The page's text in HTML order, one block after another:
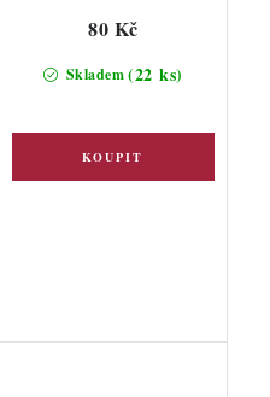
Skladem(22 ks)
80 Kč